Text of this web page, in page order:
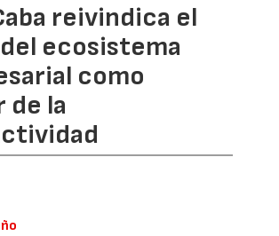
reivindica el
ecosistema
como
de la